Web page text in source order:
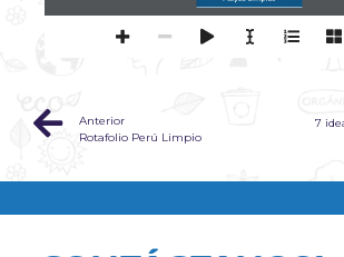
Anterior
Rotafolio Perú Limpio
7